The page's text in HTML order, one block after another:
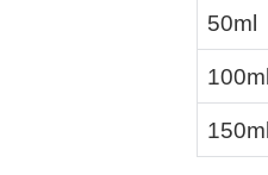
50ml
100ml
150ml